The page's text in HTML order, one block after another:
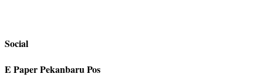
Social
E Paper Pekanbaru Pos